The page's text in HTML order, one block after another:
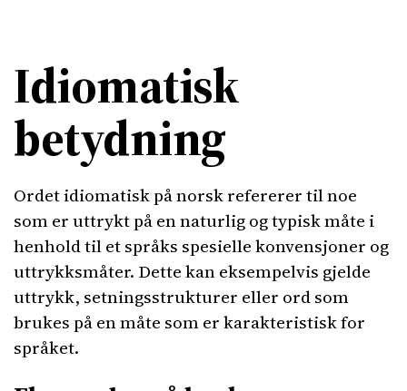
Idiomatisk
betydning
Ordet idiomatisk på norsk refererer til noe
som er uttrykt på en naturlig og typisk måte i
henhold til et språks spesielle konvensjoner og
uttrykksmåter. Dette kan eksempelvis gjelde
uttrykk, setningsstrukturer eller ord som
brukes på en måte som er karakteristisk for
språket.